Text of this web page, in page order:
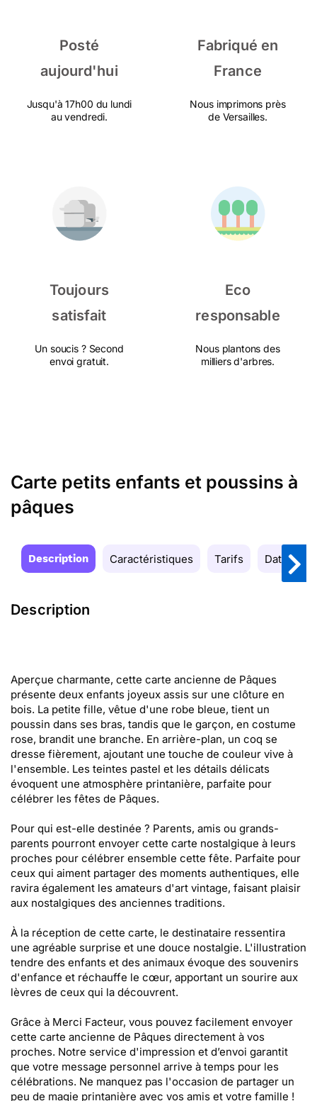
Posté
aujourd'hui
Jusqu'à 17h00 du lundi
au vendredi.
Fabriqué en
France
Nous imprimons près
de Versailles.
Toujours
satisfait
Un soucis ? Second
envoi gratuit.
Eco
responsable
Nous plantons des
milliers d'arbres.
Carte petits enfants et poussins à
pâques
Description Caractéristiques Tarifs Date de
Description
Aperçue charmante, cette carte ancienne de Pâques
présente deux enfants joyeux assis sur une clôture en
bois. La petite fille, vêtue d'une robe bleue, tient un
poussin dans ses bras, tandis que le garçon, en costume
rose, brandit une branche. En arrière-plan, un coq se
dresse fièrement, ajoutant une touche de couleur vive à
l'ensemble. Les teintes pastel et les détails délicats
évoquent une atmosphère printanière, parfaite pour
célébrer les fêtes de Pâques.
Pour qui est-elle destinée ? Parents, amis ou grands-
parents pourront envoyer cette carte nostalgique à leurs
proches pour célébrer ensemble cette fête. Parfaite pour
ceux qui aiment partager des moments authentiques, elle
ravira également les amateurs d'art vintage, faisant plaisir
aux nostalgiques des anciennes traditions.
À la réception de cette carte, le destinataire ressentira
une agréable surprise et une douce nostalgie. L'illustration
tendre des enfants et des animaux évoque des souvenirs
d'enfance et réchauffe le cœur, apportant un sourire aux
lèvres de ceux qui la découvrent.
Grâce à Merci Facteur, vous pouvez facilement envoyer
cette carte ancienne de Pâques directement à vos
proches. Notre service d'impression et d’envoi garantit
que votre message personnel arrive à temps pour les
célébrations. Ne manquez pas l'occasion de partager un
peu de magie printanière avec vos amis et votre famille !